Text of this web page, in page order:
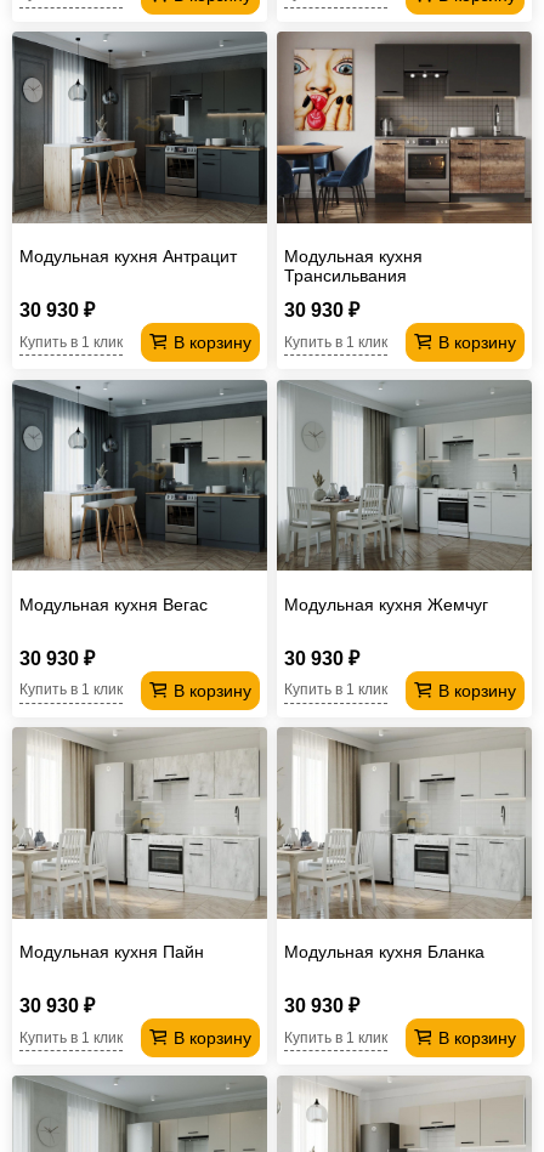
Модульная кухня Антрацит
30 930 ₽
В корзину
Купить в 1 клик
Модульная кухня
Трансильвания
30 930 ₽
В корзину
Купить в 1 клик
Модульная кухня Вегас
30 930 ₽
В корзину
Купить в 1 клик
Модульная кухня Жемчуг
30 930 ₽
В корзину
Купить в 1 клик
Модульная кухня Пайн
30 930 ₽
В корзину
Купить в 1 клик
Модульная кухня Бланка
30 930 ₽
В корзину
Купить в 1 клик